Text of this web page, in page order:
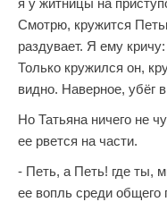
я у житницы на
Смотрю, кружится
раздувает. Я ему
Только кружился он,
видно. Наверное, убёг
Но Татьяна ничего не
ее рвется на части.
- Петь, а Петь! где ты,
ее вопль среди общего